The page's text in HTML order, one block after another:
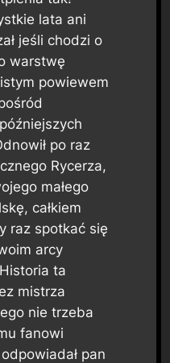
lata ani
jeśli chodzi o
warstwę
powiewem
po raz
Rycerza,
małego
całkiem
raz spotkać się
arcy
ta
mistrza
nie trzeba
fanowi
pan